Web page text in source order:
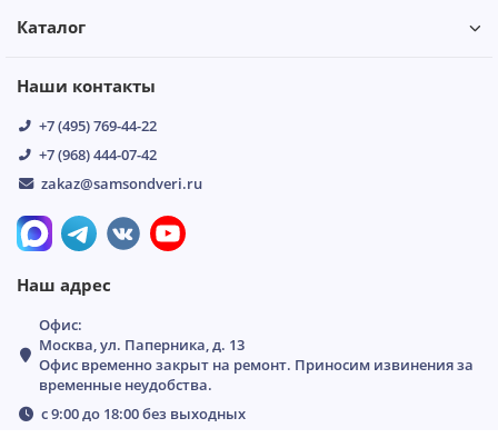
Каталог
Наши контакты
+7 (495) 769-44-22
+7 (968) 444-07-42
zakaz@samsondveri.ru
Наш адрес
Офис:
Москва, ул. Паперника, д. 13
Офис временно закрыт на ремонт. Приносим извинения за
временные неудобства.
с 9:00 до 18:00 без выходных